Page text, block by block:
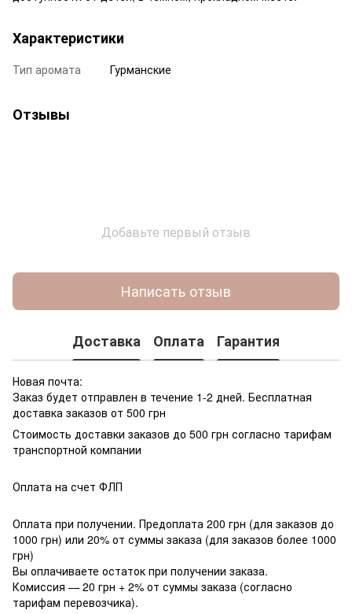
Характеристики
Тип аромата Гурманские
Отзывы
Добавьте первый отзыв
Написать отзыв
Доставка Оплата Гарантия
Новая почта:
Заказ будет отправлен в течение 1-2 дней. Бесплатная
доставка заказов от 500 грн
Стоимость доставки заказов до 500 грн согласно тарифам
транспортной компании
Оплата на счет ФЛП
Оплата при получении. Предоплата 200 грн (для заказов до
1000 грн) или 20% от суммы заказа (для заказов более 1000
грн)
Вы оплачиваете остаток при получении заказа.
Комиссия — 20 грн + 2% от суммы заказа (согласно
тарифам перевозчика).